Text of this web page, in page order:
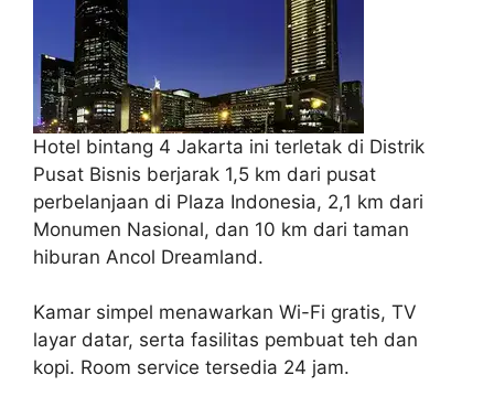
Hotel bintang 4 Jakarta ini terletak di Distrik
Pusat Bisnis berjarak 1,5 km dari pusat
perbelanjaan di Plaza Indonesia, 2,1 km dari
Monumen Nasional, dan 10 km dari taman
hiburan Ancol Dreamland.
Kamar simpel menawarkan Wi-Fi gratis, TV
layar datar, serta fasilitas pembuat teh dan
kopi. Room service tersedia 24 jam.